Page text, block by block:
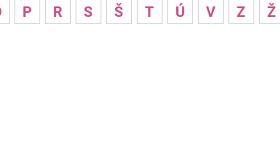
P R S Š T Ú V Z Ž